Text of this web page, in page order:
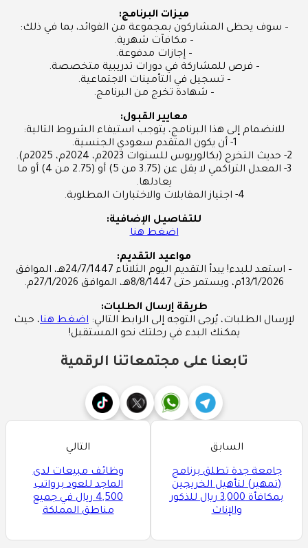
ميزات البرنامج:
– سوف يحظى المشاركون بمجموعة من الفوائد، بما في ذلك:
– مكافآت شهرية.
– إجازات مدفوعة.
– فرص للمشاركة في دورات تدريبية متخصصة.
– تسجيل في التأمينات الاجتماعية.
– شهادة تخرج من البرنامج.
معايير القبول:
للانضمام إلى هذا البرنامج، يتوجب استيفاء الشروط التالية:
1- أن يكون المتقدم سعودي الجنسية.
2- حديث التخرج (بكالوريوس للسنوات 2023م، 2024م، 2025م).
3- المعدل التراكمي لا يقل عن (3.75 من 5) أو (2.75 من 4) أو ما
يعادلها.
4- اجتياز المقابلات والاختبارات المطلوبة.
للتفاصيل الإضافية:
اضغط هنا
مواعيد التقديم:
– استعد للبدء! يبدأ التقديم اليوم الثلاثاء 24/7/1447هـ، الموافق
13/1/2026م، ويستمر حتى 8/8/1447هـ، الموافق 27/1/2026م.
طريقة إرسال الطلبات:
لإرسال الطلبات، يُرجى التوجه إلى الرابط التالي: اضغط هنا، حيث
يمكنك البدء في رحلتك نحو المستقبل!
تابعنا على مجتمعاتنا الرقمية
السابق
جامعة جدة تطلق برنامج
(تمهير) لتأهيل الخريجين
بمكافأة 3,000 ريال للذكور
والإناث
التالي
وظائف مبيعات لدى
الماجد للعود برواتب
4,500 ريال في جميع
مناطق المملكة